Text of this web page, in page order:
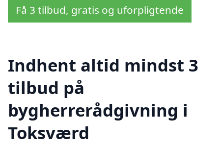
Få 3 tilbud, gratis og uforpligtende
Indhent altid mindst 3
tilbud på
bygherrerådgivning i
Toksværd